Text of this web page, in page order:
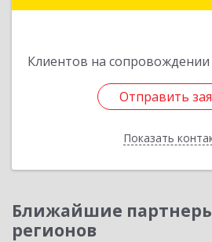
Клиентов на сопровождении
Отправить
Показать
Отправить
Назад
Ближайшие
регионов